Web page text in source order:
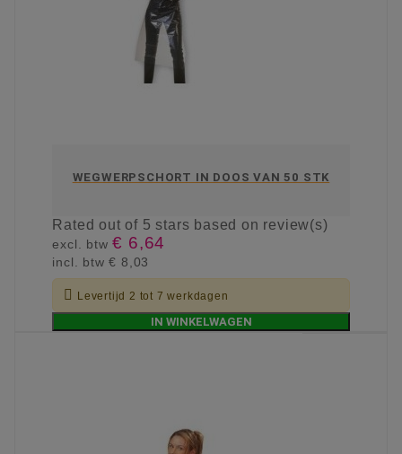
WEGWERPSCHORT IN DOOS VAN 50 STK
Ratedout of 5 stars based on review(s)
excl. btw€ 6,64
incl. btw€ 8,03
 Levertijd 2 tot 7 werkdagen
IN WINKELWAGEN